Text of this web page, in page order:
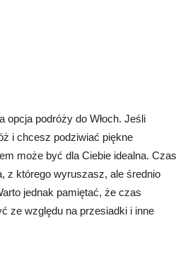
opcja podróży do Włoch. Jeśli
i chcesz podziwiać piękne
może być dla Ciebie idealna. Czas
z którego wyruszasz, ale średnio
jednak pamiętać, że czas
ze względu na przesiadki i inne